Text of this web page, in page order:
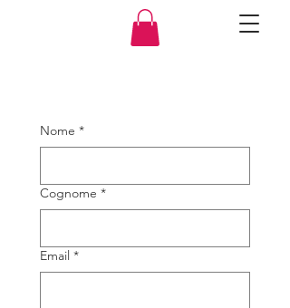
Nome *
Cognome *
Email *